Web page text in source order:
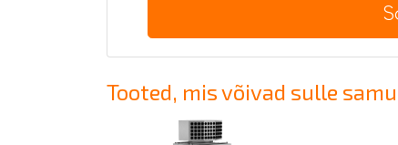
Tooted, mis võivad sulle